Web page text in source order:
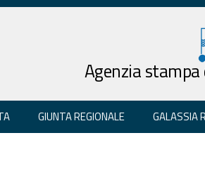
Agenzia
GIUNTA REGIONALE GALASSIA